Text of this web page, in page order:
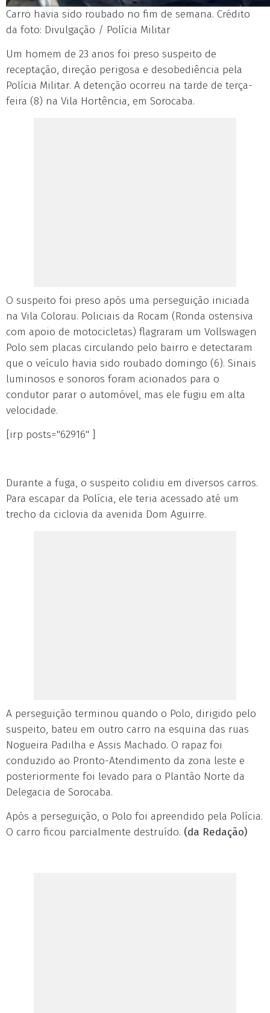
Carro havia sido roubado no fim de semana. Crédito
da foto: Divulgação / Polícia Militar
Um homem de 23 anos foi preso suspeito de
receptação, direção perigosa e desobediência pela
Polícia Militar. A detenção ocorreu na tarde de terça-
feira (8) na Vila Hortência, em Sorocaba.
O suspeito foi preso após uma perseguição iniciada
na Vila Colorau. Policiais da Rocam (Ronda ostensiva
com apoio de motocicletas) flagraram um Vollswagen
Polo sem placas circulando pelo bairro e detectaram
que o veículo havia sido roubado domingo (6). Sinais
luminosos e sonoros foram acionados para o
condutor parar o automóvel, mas ele fugiu em alta
velocidade.
[irp posts="62916" ]
Durante a fuga, o suspeito colidiu em diversos carros.
Para escapar da Polícia, ele teria acessado até um
trecho da ciclovia da avenida Dom Aguirre.
A perseguição terminou quando o Polo, dirigido pelo
suspeito, bateu em outro carro na esquina das ruas
Nogueira Padilha e Assis Machado. O rapaz foi
conduzido ao Pronto-Atendimento da zona leste e
posteriormente foi levado para o Plantão Norte da
Delegacia de Sorocaba.
Após a perseguição, o Polo foi apreendido pela Polícia.
O carro ficou parcialmente destruído. (da Redação)